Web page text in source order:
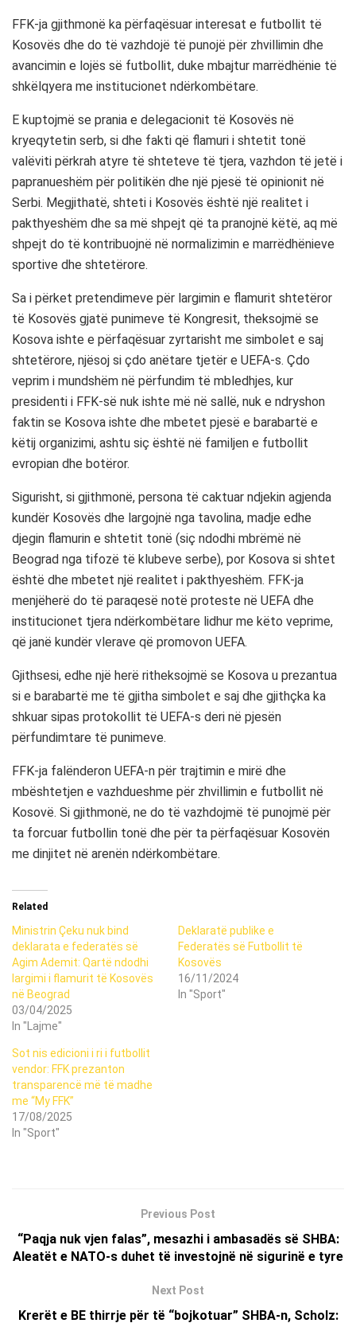
FFK-ja gjithmonë ka përfaqësuar interesat e futbollit të
Kosovës dhe do të vazhdojë të punojë për zhvillimin dhe
avancimin e lojës së futbollit, duke mbajtur marrëdhënie të
shkëlqyera me institucionet ndërkombëtare.
E kuptojmë se prania e delegacionit të Kosovës në
kryeqytetin serb, si dhe fakti që flamuri i shtetit tonë
valëviti përkrah atyre të shteteve të tjera, vazhdon të jetë i
papranueshëm për politikën dhe një pjesë të opinionit në
Serbi. Megjithatë, shteti i Kosovës është një realitet i
pakthyeshëm dhe sa më shpejt që ta pranojnë këtë, aq më
shpejt do të kontribuojnë në normalizimin e marrëdhënieve
sportive dhe shtetërore.
Sa i përket pretendimeve për largimin e flamurit shtetëror
të Kosovës gjatë punimeve të Kongresit, theksojmë se
Kosova ishte e përfaqësuar zyrtarisht me simbolet e saj
shtetërore, njësoj si çdo anëtare tjetër e UEFA-s. Çdo
veprim i mundshëm në përfundim të mbledhjes, kur
presidenti i FFK-së nuk ishte më në sallë, nuk e ndryshon
faktin se Kosova ishte dhe mbetet pjesë e barabartë e
këtij organizimi, ashtu siç është në familjen e futbollit
evropian dhe botëror.
Sigurisht, si gjithmonë, persona të caktuar ndjekin agjenda
kundër Kosovës dhe largojnë nga tavolina, madje edhe
djegin flamurin e shtetit tonë (siç ndodhi mbrëmë në
Beograd nga tifozë të klubeve serbe), por Kosova si shtet
është dhe mbetet një realitet i pakthyeshëm. FFK-ja
menjëherë do të paraqesë notë proteste në UEFA dhe
institucionet tjera ndërkombëtare lidhur me këto veprime,
që janë kundër vlerave që promovon UEFA.
Gjithsesi, edhe një herë ritheksojmë se Kosova u prezantua
si e barabartë me të gjitha simbolet e saj dhe gjithçka ka
shkuar sipas protokollit të UEFA-s deri në pjesën
përfundimtare të punimeve.
FFK-ja falënderon UEFA-n për trajtimin e mirë dhe
mbështetjen e vazhdueshme për zhvillimin e futbollit në
Kosovë. Si gjithmonë, ne do të vazhdojmë të punojmë për
ta forcuar futbollin tonë dhe për ta përfaqësuar Kosovën
me dinjitet në arenën ndërkombëtare.
Related
Ministrin Çeku nuk bind
deklarata e federatës së
Agim Ademit: Qartë ndodhi
largimi i flamurit të Kosovës
në Beograd
03/04/2025
In "Lajme"
Deklaratë publike e
Federatës së Futbollit të
Kosovës
16/11/2024
In "Sport"
Sot nis edicioni i ri i futbollit
vendor: FFK prezanton
transparencë më të madhe
me “My FFK”
17/08/2025
In "Sport"
Previous Post
“Paqja nuk vjen falas”, mesazhi i ambasadës së SHBA:
Aleatët e NATO-s duhet të investojnë në sigurinë e tyre
Next Post
Krerët e BE thirrje për të “bojkotuar” SHBA-n, Scholz: